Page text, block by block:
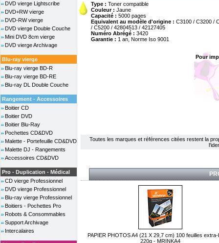
DVD vierge Lightscribe
DVD+RW vierge
DVD-RW vierge
DVD vierge Double Couche
Mini DVD 8cm vierge
DVD vierge Archivage
Blu-ray vierge
Blu-ray vierge BD-R
Blu-ray vierge BD-RE
Blu-ray DL Double Couche
Rangement - Accessoires
Boitier CD
Boitier DVD
Boitier Blu-Ray
Pochettes CD&DVD
Malette - Portefeuille CD&DVD
Malette DJ - Rangements
Accessoires CD&DVD
Pro - Duplication - Médical
CD vierge Professionnel
DVD vierge Professionnel
Blu-ray vierge Professionnel
Boitiers - Pochettes Pro
Robots & Consommables
Support Archivage
Intercalaires
Type : Toner compatible
Couleur : Jaune
Capacité : 5000 pages
Equivalent au modèle d'origine : C3100 / C3200 /
/ C5200 / 42804513 / 42127405
Numéro Abrégé : 3420
Garantie : 1 an, Norme Iso 9001
Pour
Toutes les marques et références citées restent la
PAPIER PHOTOS A4 (21 X 29,7 cm) 100 feuilles extra-
220g - MRINKA4